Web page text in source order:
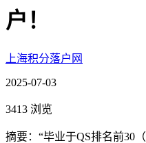
户！
上海积分落户网
2025-07-03
3413 浏览
摘要：“毕业于QS排名前30